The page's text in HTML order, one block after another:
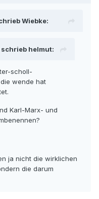
Wiebke:
schrieb helmut:
scholl-
wende hat
Karl-Marx- und
ja nicht die wirklichen
die darum